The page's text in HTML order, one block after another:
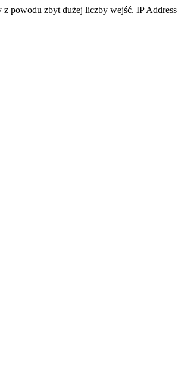
z powodu zbyt dużej liczby wejść. IP